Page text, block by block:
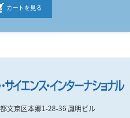
カートを見る
文京区本郷1-28-36 鳳明ビル